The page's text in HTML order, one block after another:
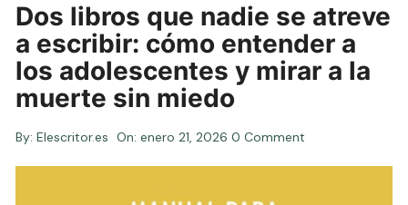
Dos libros que nadie se atreve
a escribir: cómo entender a
los adolescentes y mirar a la
muerte sin miedo
By: Elescritor.es On:enero 21, 2026 0 Comment